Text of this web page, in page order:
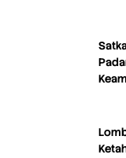
Padang Warga Tunjukkan